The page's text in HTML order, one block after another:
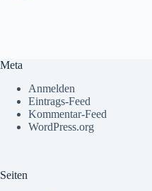
Meta
Anmelden
Eintrags-Feed
Kommentar-Feed
WordPress.org
Seiten